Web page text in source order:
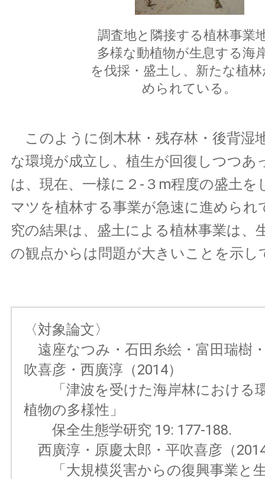
調査地と隣接する植林事業
多様な動植物が生息する海
を伐採・盛土し、新たな植
められている。
このように倒木林・残存林・後背湿
な環境が成立し、植生が回復しつつあ
は、現在、一様に２-３m程度の盛土を
マツを植林する事業が急速に進められ
究の結果は、盛土による植林事業は、
の観点からは問題が大きいことを示し
〈対象論文〉
遠座なつみ・石田糸絵・富田瑞樹
吹喜彦・西廣淳（2014）
「津波を受けた海岸林における
植物の多様性」
保全生態学研究 19: 177-188.
西廣淳・原慶太郎・平吹喜彦（
「大規模災害からの復興事業と